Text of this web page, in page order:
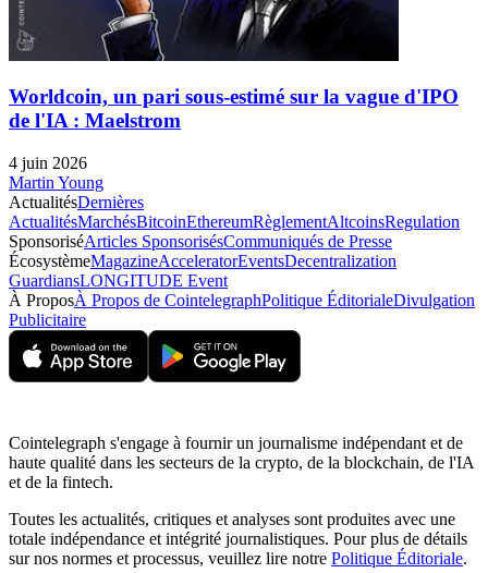
Worldcoin, un pari sous-estimé sur la vague d'IPO
de l'IA : Maelstrom
4 juin 2026
Martin Young
ActualitésDernières
ActualitésMarchésBitcoinEthereumRèglementAltcoinsRegulation
SponsoriséArticles SponsorisésCommuniqués de Presse
ÉcosystèmeMagazineAcceleratorEventsDecentralization
GuardiansLONGITUDE Event
À ProposÀ Propos de CointelegraphPolitique ÉditorialeDivulgation
Publicitaire
Cointelegraph s'engage à fournir un journalisme indépendant et de
haute qualité dans les secteurs de la crypto, de la blockchain, de l'IA
et de la fintech.
Toutes les actualités, critiques et analyses sont produites avec une
totale indépendance et intégrité journalistiques. Pour plus de détails
sur nos normes et processus, veuillez lire notre Politique Éditoriale.